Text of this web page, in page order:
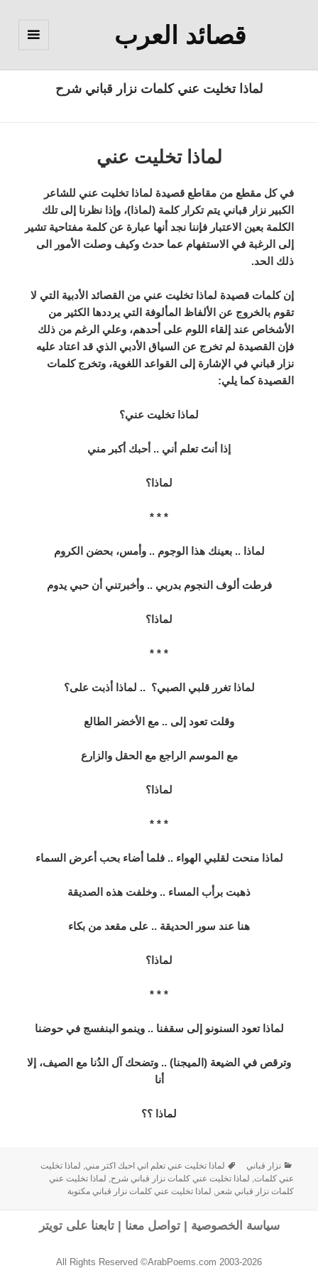
قصائد العرب
لماذا تخليت عني كلمات نزار قباني شرح
لماذا تخليت عني
في كل مقطع من مقاطع قصيدة لماذا تخليت عني للشاعر
الكبير نزار قباني يتم تكرار كلمة (لماذا)، وإذا نظرنا إلى تلك
الكلمة بعين الاعتبار فإننا نجد أنها عبارة عن كلمة مفتاحية تشير
إلى الرغبة في الاستفهام عما حدث وكيف وصلت الأمور الى
ذلك الحد.
إن كلمات قصيدة لماذا تخليت عني من القصائد الأدبية التي لا
تقوم بالخروج عن الألفاظ المألوفة التي يرددها الكثير من
الأشخاص عند إلقاء اللوم على أحدهم، وعلي الرغم من ذلك
فإن القصيدة لم تخرج عن السياق الأدبي الذي قد اعتاد عليه
نزار قباني في الإشارة إلى القواعد اللغوية، وتخرج كلمات
القصيدة كما يلي:
لماذا تخليت عني؟
إذا أنتَ تعلم أني .. أحبك أكبر مني
لماذا؟
* * *
لماذا .. بعينك هذا الوجوم .. وأمس، بحضن الكروم
فرطت ألوف النجوم بدربي .. وأخبرتني أن حبي يدوم
لماذا؟
* * *
لماذا تغرر قلبي الصبي؟ .. لماذا أذبت على؟
وقلت تعود إلى .. مع الأخضر الطالع
مع الموسم الراجع مع الحقل والزارع
لماذا؟
* * *
لماذا منحت لقلبي الهواء .. فلما أضاء بحب أعرض السماء
ذهبت برأب المساء .. وخلفت هذه الصديقة
هنا عند سور الحديقة .. على مقعد من بكاء
لماذا؟
* * *
لماذا تعود السنونو إلى سقفنا .. وينمو البنفسج في حوضنا
وترقص في الضيعة (الميجنا) .. وتضحك آل الدُنا مع الصيف، إلا
أنا
لماذا ؟؟
نزار قباني لماذا تخليت عني تعلم اني احبك اكثر مني, لماذا تخليت
عني كلمات, لماذا تخليت عني كلمات نزار قباني شرح, لماذا تخليت عني
كلمات نزار قباني شعر, لماذا تخليت عني كلمات نزار قباني مكتوبة
سياسة الخصوصية |تواصل معنا |تابعنا على تويتر
All Rights Reserved ©ArabPoems.com 2003-2026